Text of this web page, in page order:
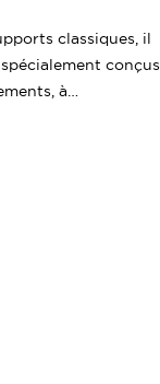
classiques, il
conçus
à…